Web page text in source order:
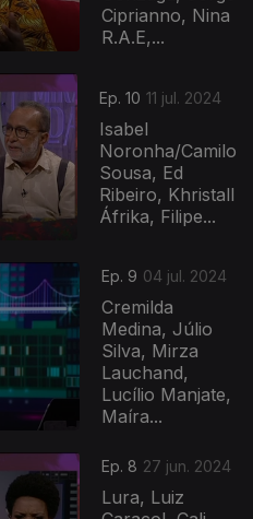
Ciprianno, Nina
R.A.E,...
Ep. 10 11 jul. 2024
Isabel
Noronha/Camilo
Sousa, Ed
Ribeiro, Khristall
Áfrika, Filipe...
Ep. 9 04 jul. 2024
Cremilda
Medina, Júlio
Silva, Mirza
Lauchand,
Lucílio Manjate,
Maíra...
Ep. 8 27 jun. 2024
Lura, Luiz